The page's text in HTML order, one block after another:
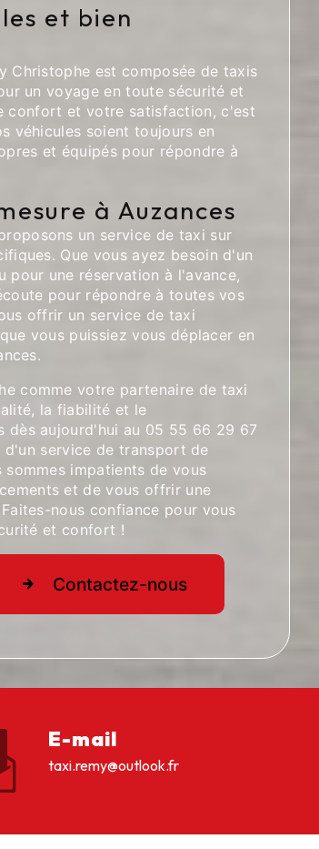
et bien
Christophe est composée de taxis
un voyage en toute sécurité et
confort et votre satisfaction, c'est
véhicules soient toujours en
et équipés pour répondre à
à Auzances
un service de taxi sur
Que vous ayez besoin d'un
pour une réservation à l'avance,
pour répondre à toutes vos
offrir un service de taxi
vous puissiez vous déplacer en
comme votre partenaire de taxi
la fiabilité et le
dès aujourd'hui au 05 55 66 29 67
service de transport de
impatients de vous
et de vous offrir une
nous confiance pour vous
et confort !
Contactez-nous
E-mail
taxi.remy@outlook.fr